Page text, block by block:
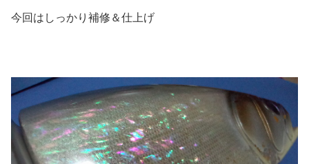
今回はしっかり補修＆仕上げ